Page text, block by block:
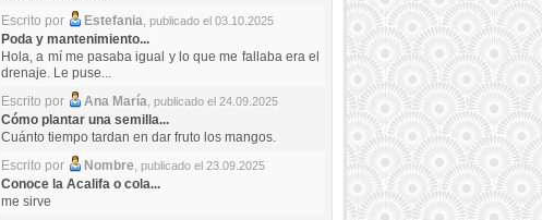
Escrito por
Estefania, publicado el 03.10.2025
Poda y mantenimiento...
Hola, a mí me pasaba igual y lo que me fallaba era el
drenaje. Le puse...
Escrito por
Ana María, publicado el 24.09.2025
Cómo plantar una semilla...
Cuánto tiempo tardan en dar fruto los mangos.
Escrito por
Nombre, publicado el 23.09.2025
Conoce la Acalifa o cola...
me sirve